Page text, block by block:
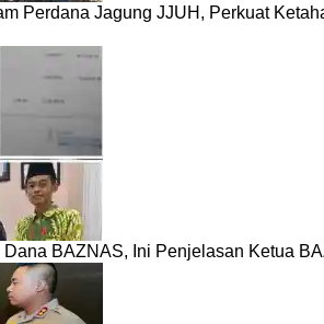
Perdana Jagung JJUH, Perkuat
BAZNAS, Ini Penjelasan Ketua